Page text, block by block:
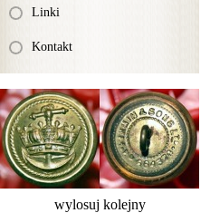
Linki
Kontakt
wylosuj kolejny